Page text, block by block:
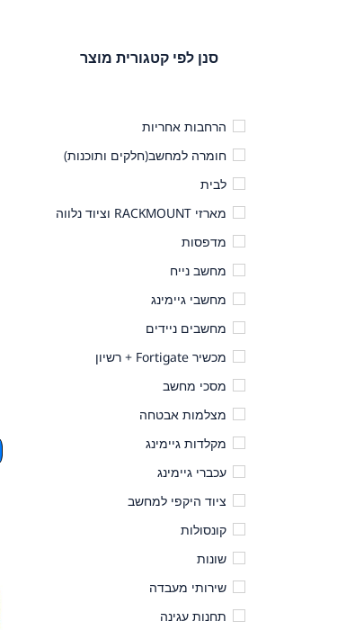
סנן לפי קטגורית מוצר
הרחבות אחריות
חומרה למחשב(חלקים ותוכנות)
לבית
מארזי RACKMOUNT וציוד נלווה
מדפסות
מחשב נייח
מחשבי גיימינג
מחשבים ניידים
מכשיר Fortigate + רשיון
מסכי מחשב
מצלמות אבטחה
מקלדות גיימינג
עכברי גיימינג
ציוד היקפי למחשב
קונסולות
שונות
שירותי מעבדה
תחנות עגינה